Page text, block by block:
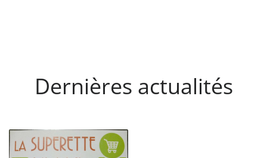
Dernières actualités